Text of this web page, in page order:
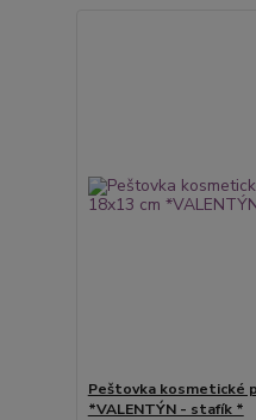
Peštovka kosmetické
*VALENTÝN - stafík *